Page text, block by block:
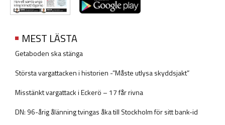
MEST LÄSTA
Getaboden ska stänga
Största vargattacken i historien -”Måste utlysa skyddsjakt”
Misstänkt vargattack i Eckerö – 17 får rivna
DN: 96-årig ålänning tvingas åka till Stockholm för sitt bank-id